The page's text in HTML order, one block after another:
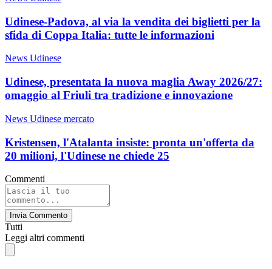
Udinese-Padova, al via la vendita dei biglietti per la
sfida di Coppa Italia: tutte le informazioni
News Udinese
Udinese, presentata la nuova maglia Away 2026/27:
omaggio al Friuli tra tradizione e innovazione
News Udinese mercato
Kristensen, l'Atalanta insiste: pronta un'offerta da
20 milioni, l'Udinese ne chiede 25
Commenti
Invia Commento
Tutti
Leggi altri commenti